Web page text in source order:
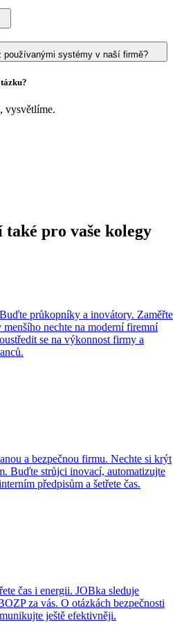
používanými systémy v naší firmě?
vysvětlíme.
také pro vaše kolegy
průkopníky a inovátory. Zaměřte
nechte na moderní firemní
se na výkonnost firmy a
a bezpečnou firmu. Nechte si krýt
Buďte strůjci inovací, automatizujte
předpisům a šetřete čas.
čas i energii. JOBka sleduje
za vás. O otázkách bezpečnosti
ještě efektivněji.